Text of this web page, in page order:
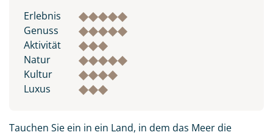
Erlebnis
Genuss
Aktivität
Natur
Kultur
Luxus
Tauchen Sie ein in ein Land, in dem das Meer die